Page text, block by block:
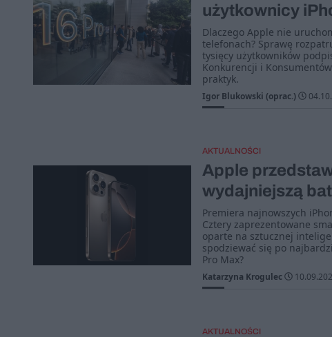
użytkownicy
Dlaczego Apple nie
telefonach? Sprawę
tysięcy użytkowników
Konkurencji i
praktyk.
Igor Blukowski (oprac.)
AKTUALNOŚCI
Apple
wydajniejszą
Premiera najnowszych
Cztery zaprezentowane
oparte na sztucznej
spodziewać się po
Pro Max?
Katarzyna Krogulec
AKTUALNOŚCI